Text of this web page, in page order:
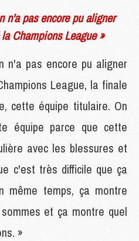
n'a pas encore pu aligner
Champions League »
n'a pas encore pu aligner
League, la finale
cette équipe titulaire. On
équipe parce que cette
avec les blessures et
c'est très difficile que ça
même temps, ça montre
et ça montre quel
»